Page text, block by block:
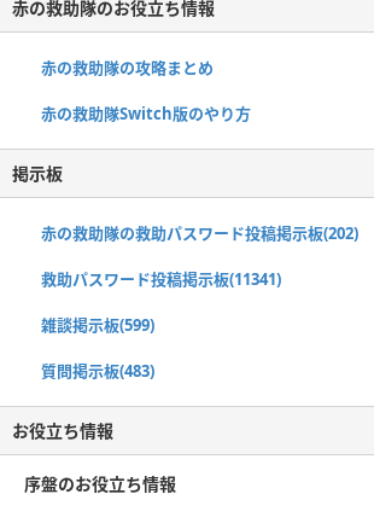
赤の救助隊のお役立ち情報
赤の救助隊の攻略まとめ
赤の救助隊Switch版のやり方
掲示板
赤の救助隊の救助パスワード投稿掲示板(202)
救助パスワード投稿掲示板(11341)
雑談掲示板(599)
質問掲示板(483)
お役立ち情報
序盤のお役立ち情報